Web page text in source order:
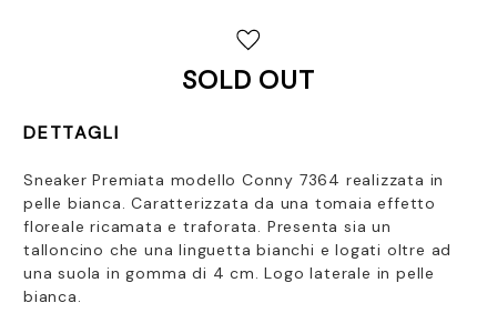
SOLD OUT
DETTAGLI
Sneaker Premiata modello Conny 7364 realizzata in
pelle bianca. Caratterizzata da una tomaia effetto
floreale ricamata e traforata. Presenta sia un
talloncino che una linguetta bianchi e logati oltre ad
una suola in gomma di 4 cm. Logo laterale in pelle
bianca.